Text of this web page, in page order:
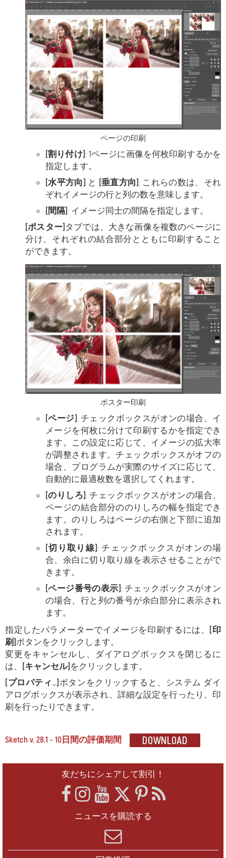
ページの印刷
[割り付け]: 1ページに画像を何枚印刷するかを
指定します。
[水平方向] と [垂直方向]: これらの数は、それ
ぞれイメージの行と列の数を意味します。
[間隔]: イメージ同士の間隔を指定します。
[ポスター]タブでは、大きな画像を複数のページに
分け、それぞれの結合部分とともに印刷すること
ができます。
ポスター印刷
[ページ]: チェックボックスがオンの場合、イ
メージを何枚に分けて印刷するかを指定でき
ます。この設定に応じて、イメージの拡大率
が調整されます。チェックボックスがオフの
場合、プログラムが実際のサイズに応じて、
自動的に最適枚数を選択してくれます。
[のりしろ]: チェックボックスがオンの場合、
ページの結合部分ののりしろの幅を指定でき
ます。のりしろはページの右側と下部に追加
されます。
[切り取り線]: チェックボックスがオンの場
合、余白に切り取り線を表示させることがで
きます。
[ページ番号の表示]: チェックボックスがオン
の場合、行と列の番号が余白部分に表示され
ます。
指定したパラメーターでイメージを印刷するには、 [印
刷]ボタンをクリックします。
変更をキャンセルし、ダイアログボックスを閉じるに
は、 [キャンセル]をクリックします。
[プロパティ...]ボタンをクリックすると、システム ダイ
アログボックスが表示され、詳細な設定を行ったり、印
刷を行ったりできます。
Sketch v. 28.1 - 10日間の評価期間
友だちにシェアして割引！
ニュースを購読する